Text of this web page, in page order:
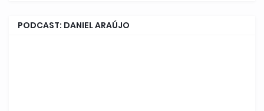
PODCAST: DANIEL ARAÚJO